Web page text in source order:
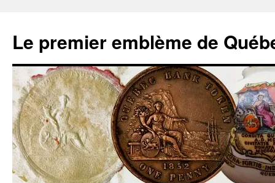
contenu
Le premier emblème de